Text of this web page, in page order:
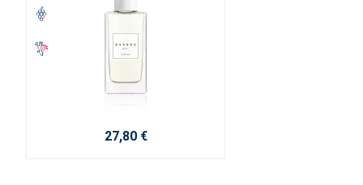
27,80 €